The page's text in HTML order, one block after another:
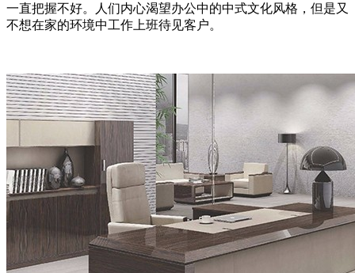
一直把握不好。人们内心渴望办公中的中式文化风格，但是又
不想在家的环境中工作上班待见客户。